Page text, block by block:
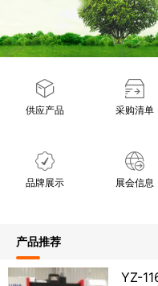
供应产品 采购清单
品牌展示 展会信息
产品推荐
YZ-